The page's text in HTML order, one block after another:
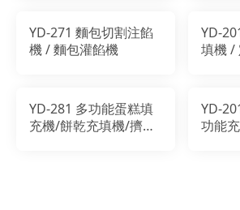
YD-271 麵包切割注餡
機 / 麵包灌餡機
YD-
填機 /
YD-281 多功能蛋糕填
充機/餅乾充填機/擠花
YD-
功能